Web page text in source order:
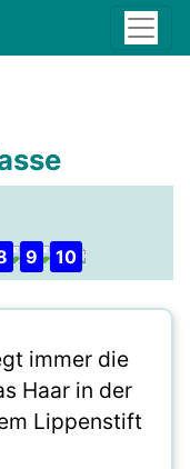
9 10
immer die
Haar in der
Lippenstift